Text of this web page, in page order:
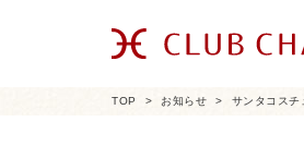
TOP お知らせ サンタコス